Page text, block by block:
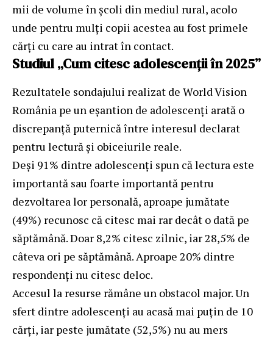
mii de volume în școli din mediul rural, acolo
unde pentru mulți copii acestea au fost primele
cărți cu care au intrat în contact.
Studiul „Cum citesc adolescenții în 2025”
Rezultatele sondajului realizat de World Vision
România pe un eșantion de adolescenți arată o
discrepanță puternică între interesul declarat
pentru lectură și obiceiurile reale.
Deși 91% dintre adolescenți spun că lectura este
importantă sau foarte importantă pentru
dezvoltarea lor personală, aproape jumătate
(49%) recunosc că citesc mai rar decât o dată pe
săptămână. Doar 8,2% citesc zilnic, iar 28,5% de
câteva ori pe săptămână. Aproape 20% dintre
respondenți nu citesc deloc.
Accesul la resurse rămâne un obstacol major. Un
sfert dintre adolescenți au acasă mai puțin de 10
cărți, iar peste jumătate (52,5%) nu au mers